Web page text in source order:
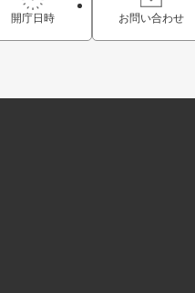
開庁日時 お問い合わせ